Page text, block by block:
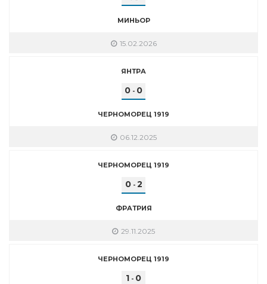
МИНЬОР
15.02.2026
ЯНТРА
0 - 0
ЧЕРНОМОРЕЦ 1919
06.12.2025
ЧЕРНОМОРЕЦ 1919
0- 2
ФРАТРИЯ
29.11.2025
ЧЕРНОМОРЕЦ 1919
1 - 0